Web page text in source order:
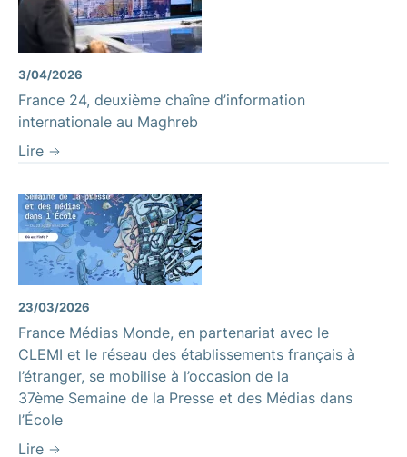
3/04/2026
France 24, deuxième chaîne d’information
internationale au Maghreb
Lire
23/03/2026
France Médias Monde, en partenariat avec le
CLEMI et le réseau des établissements français à
l’étranger, se mobilise à l’occasion de la
37ème Semaine de la Presse et des Médias dans
l’École
Lire